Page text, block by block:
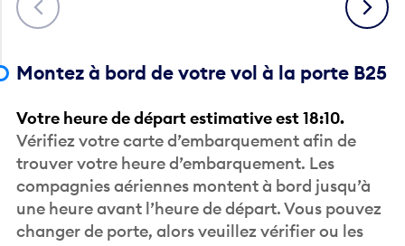
Vérifiez votre carte d’embarquement afin de
trouver votre heure d’embarquement. Les
compagnies aériennes montent à bord jusqu’à
une heure avant l’heure de départ. Vous pouvez
changer de porte, alors veuillez vérifier ou les
écrans de l’aérogare régulièrement.